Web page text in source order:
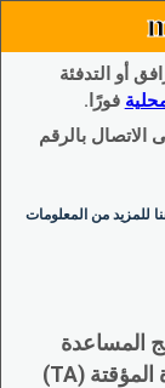
أو التدفئة
فورًا.
الاتصال بالرقم
للمزيد من المعلومات
المساعدة
الغذائية التكميلية (SNAP) وبرنامج المساعدة المؤقتة (TA)